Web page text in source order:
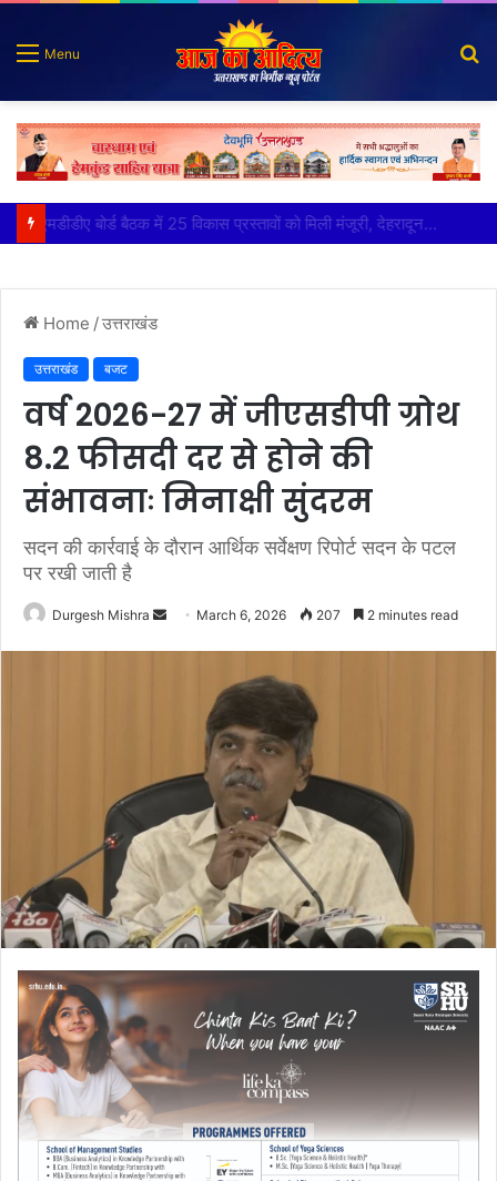
Menu
Home /उत्तराखंड
उत्तराखंड बजट
वर्ष 2026-27 में जीएसडीपी ग्रोथ
8.2 फीसदी दर से होने की
संभावनाः मिनाक्षी सुंदरम
सदन की कार्रवाई के दौरान आर्थिक सर्वेक्षण रिपोर्ट सदन के पटल
पर रखी जाती है
Durgesh Mishra
Send March 6, 2026 207 2 minutes read